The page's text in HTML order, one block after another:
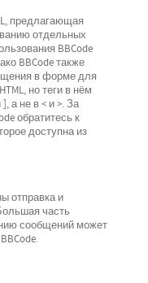
предлагающая
отдельных
BBCode
BBCode также
в форме для
но теги в нём
а не в < и >. За
обратитесь к
доступна из
отправка и
часть
сообщений может